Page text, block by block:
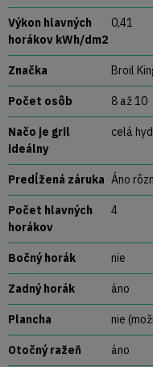
Výkon hlavných
horákov kWh/dm2
0,41
Značka Broil
Počet osôb 8 až 10
Načo je gril
ideálny
celá
Predĺžená záruka Áno
Počet hlavných
horákov
4
Bočný horák nie
Zadný horák áno
Plancha nie
Otočný ražeň áno